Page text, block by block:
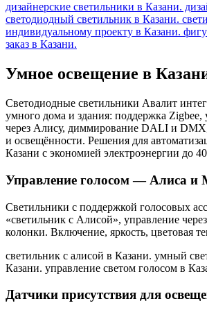
дизайнерские светильники в Казани.
светодиодный светильник в Казани.
индивидуальному проекту в Казани.
заказ в Казани.
Умное освещение в
Светодиодные светильники Авалит
умного дома и здания: поддержка Zigbee,
через Алису, диммирование DALI и
и освещённости. Решения для
Казани с экономией электроэнергии до
Управление голосом — Алиса и
Светильники с поддержкой голосовых
«светильник с Алисой», управление
колонки. Включение, яркость, цветовая
светильник с алисой в Казани. умный
Казани. управление светом голосом в
Датчики присутствия для